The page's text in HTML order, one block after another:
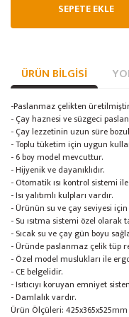
SEPETE EKLE
ÜRÜN BILGISI
-Paslanmaz çelikten
- Çay haznesi ve süzgeci
- Çay lezzetinin uzun süre
- Toplu tüketim için uygun
- 6 boy model mevcuttur.
- Hijyenik ve dayanıklıdır.
- Otomatik ısı kontrol sistemi
- Isı yalıtımlı kulpları vardır.
- Ürünün su ve çay seviyesi
- Su ısıtma sistemi özel olarak
- Sıcak su ve çay gün boyu
- Üründe paslanmaz çelik tüp
- Özel model muslukları ile
- CE belgelidir.
- Isıtıcıyı koruyan emniyet
- Damlalık vardır.
Ürün Ölçüleri: 425x365x525mm